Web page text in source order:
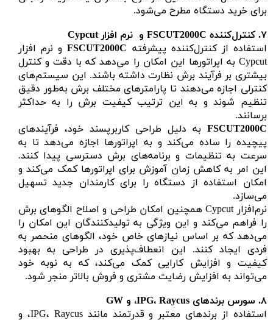
برای خرید دستگاه مطرح می‌شود.
۷. کنترل‌کننده FSCUT2000C و نرم ‌افزار Cypcut
استفاده از کنترل‌کننده پیشرفته FSCUT2000C و نرم ‌افزار
Cypcut به اپراتورها این امکان را می‌دهد که با دقت و کنترل
بیشتری بر فرآیند برش نظارت داشته باشند. این سیستم‌های
کنترلی اجازه می‌دهند تا پارامترهای مختلف برش به‌طور دقیق
تنظیم شوند و به این ترتیب کیفیت برش را به حداکثر
برسانند.
FSCUT2000C به دلیل طراحی کاربرپسند خود، فرآیندهای
پیچیده را ساده می‌کند و به اپراتورها اجازه می‌دهد تا به
سرعت به تنظیمات و برنامه‌های برش دسترسی پیدا کنند.
این امر به کاهش زمان آموزش برای اپراتورها کمک می‌کند و
امکان استفاده از دستگاه را برای کارمندان جدید تسهیل
می‌سازد.
نرم‌افزار Cypcut همچنین امکان طراحی و اصلاح الگوهای برش
را فراهم می‌کند و این ویژگی به تولیدکنندگان این امکان را
می‌دهد که بر اساس نیازهای خاص خود، الگوهای منحصر به
فردی ایجاد کنند. این انعطاف‌پذیری در طراحی به بهبود
کیفیت و افزایش کارایی کمک می‌کند، که به نوبه خود
می‌تواند به افزایش رضایت مشتری و فروش بالاتر منجر شود.
۸. سورس برندهای ، Raycus
، و GW
استفاده از برندهای معتبر و قدرتمند مانند IPG، Raycus، و